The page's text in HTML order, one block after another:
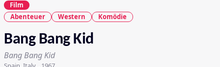
Film
Abenteuer
Western Komödie
Bang Bang Kid
Bang Bang Kid